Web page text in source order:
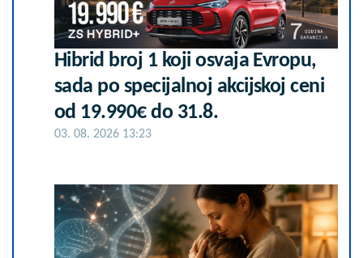
Hibrid broj 1 koji osvaja Evropu,
sada po specijalnoj akcijskoj ceni
od 19.990€ do 31.8.
03. 08. 2026 13:23